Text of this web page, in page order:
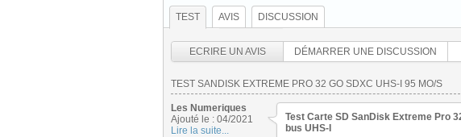
TEST AVIS DISCUSSION
ECRIRE UN AVIS DÉMARRER UNE DISCUSSION
TEST SANDISK EXTREME PRO 32 GO SDXC UHS-I 95 MO/S
Les Numeriques
Ajouté le : 04/2021
Lire la suite...
Test Carte SD SanDisk Extreme Pro
bus UHS-I